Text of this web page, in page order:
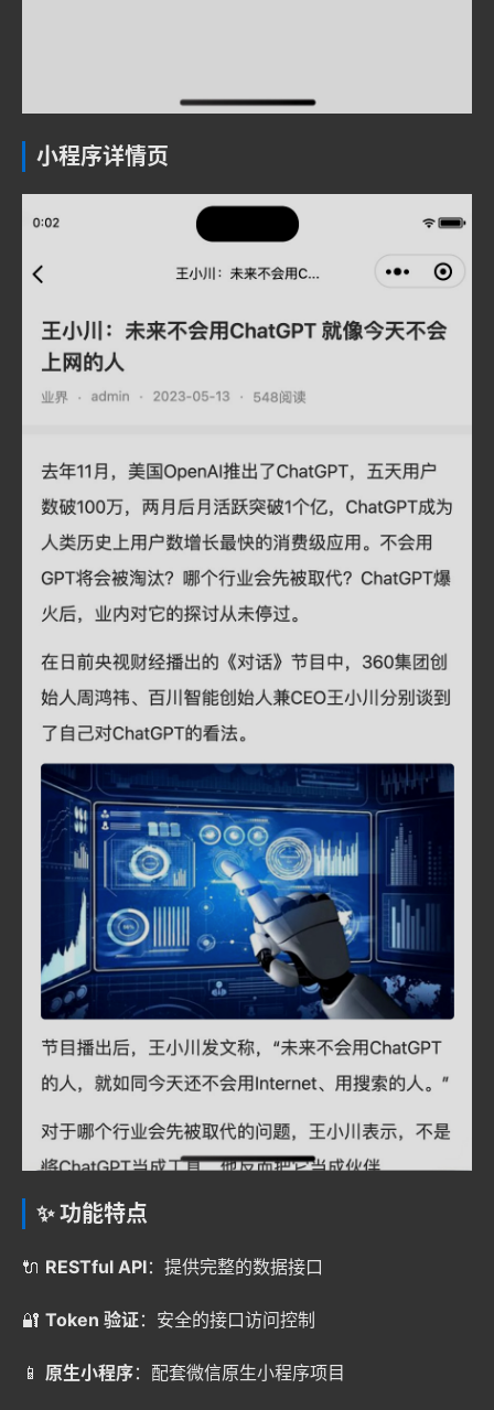
小程序详情页
✨ 功能特点
🔌 RESTful API：提供完整的数据接口
🔐 Token 验证：安全的接口访问控制
📱 原生小程序：配套微信原生小程序项目